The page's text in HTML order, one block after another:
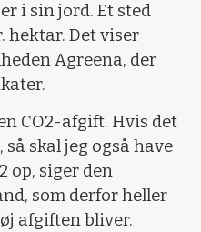
i sin jord. Et sted
hektar. Det viser
Agreena, der
CO2-afgift. Hvis det
så skal jeg også have
op, siger den
som derfor heller
afgiften bliver.